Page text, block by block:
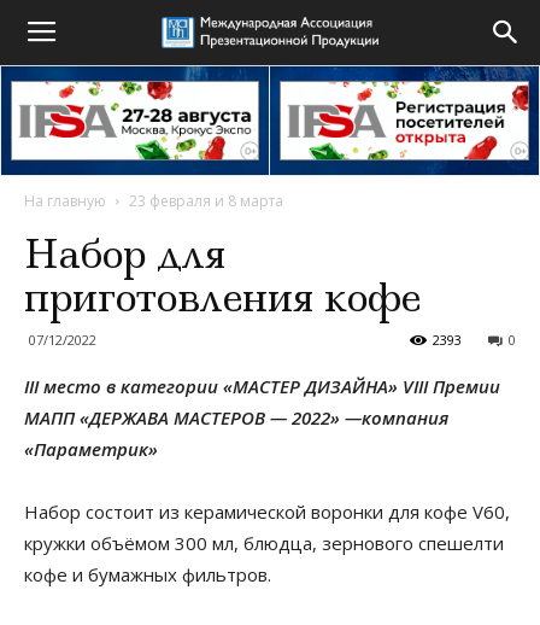
На главную 23 февраля и 8 марта
Набор для
приготовления кофе
07/12/2022 0
2393
III место в категории «МАСТЕР ДИЗАЙНА» VIII Премии
МАПП «ДЕРЖАВА МАСТЕРОВ — 2022» —компания
«Параметрик»
Набор состоит из керамической воронки для кофе V60,
кружки объёмом 300 мл, блюдца, зернового спешелти
кофе и бумажных фильтров.